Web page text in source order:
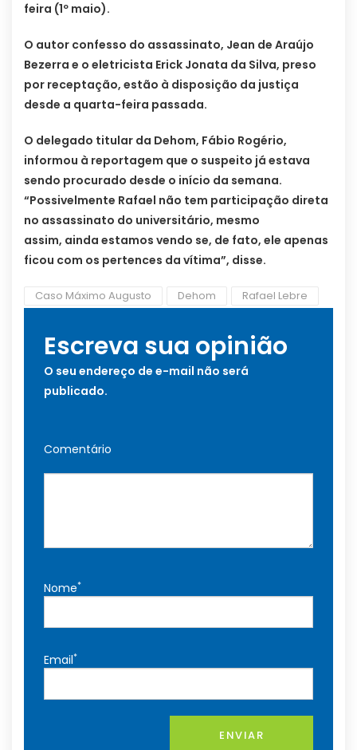
feira (1º maio).
O autor confesso do assassinato, Jean de Araújo
Bezerra e o eletricista Erick Jonata da Silva, preso
por receptação, estão à disposição da justiça
desde a quarta-feira passada.
O delegado titular da Dehom, Fábio Rogério,
informou à reportagem que o suspeito já estava
sendo procurado desde o início da semana.
“Possivelmente Rafael não tem participação direta
no assassinato do universitário, mesmo
assim, ainda estamos vendo se, de fato, ele apenas
ficou com os pertences da vítima”, disse.
Caso Máximo Augusto Dehom Rafael Lebre
Escreva sua opinião
O seu endereço de e-mail não será
publicado.
Comentário
Nome*
Email*
ENVIAR